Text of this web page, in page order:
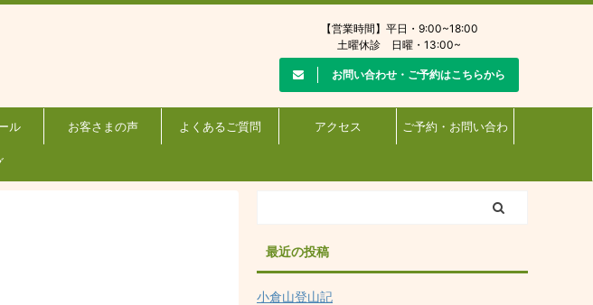
【営業時間】平日・9:00~18:00
土曜休診 日曜・13:00~
お問い合わせ・ご予約はこちらから
ル お客さまの声 よくあるご質問 アクセス ご予約・お問い合わ
最近の投稿
小倉山登山記